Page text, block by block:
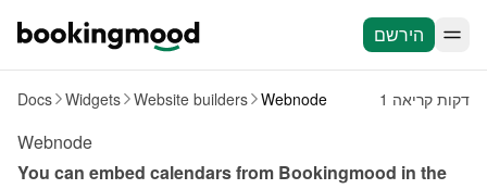
הירשם
Docs Widgets Website builders Webnode 1 דקות קריאה
Webnode
You can embed calendars from Bookingmood in the